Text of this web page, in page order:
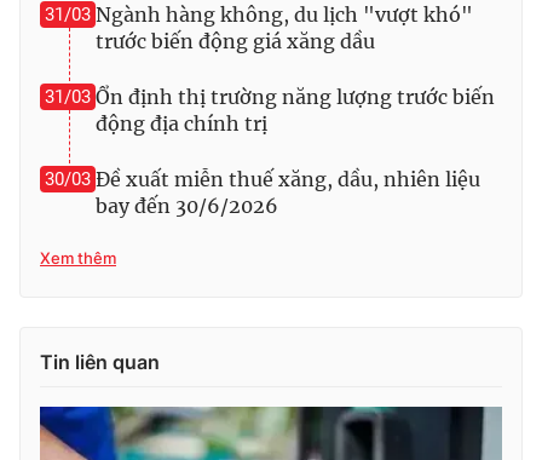
31/03 Ngành hàng không, du lịch "vượt khó"
trước biến động giá xăng dầu
31/03 Ổn định thị trường năng lượng trước biến
động địa chính trị
30/03 Đề xuất miễn thuế xăng, dầu, nhiên liệu
bay đến 30/6/2026
Xem thêm
Tin liên quan